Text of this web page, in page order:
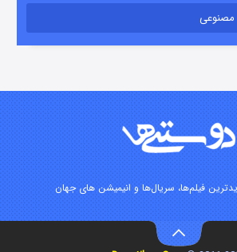
۷ (زیرنویس) منتشر شد
فیلم‌ها، سریال‌ها و انیمیشن های جهان